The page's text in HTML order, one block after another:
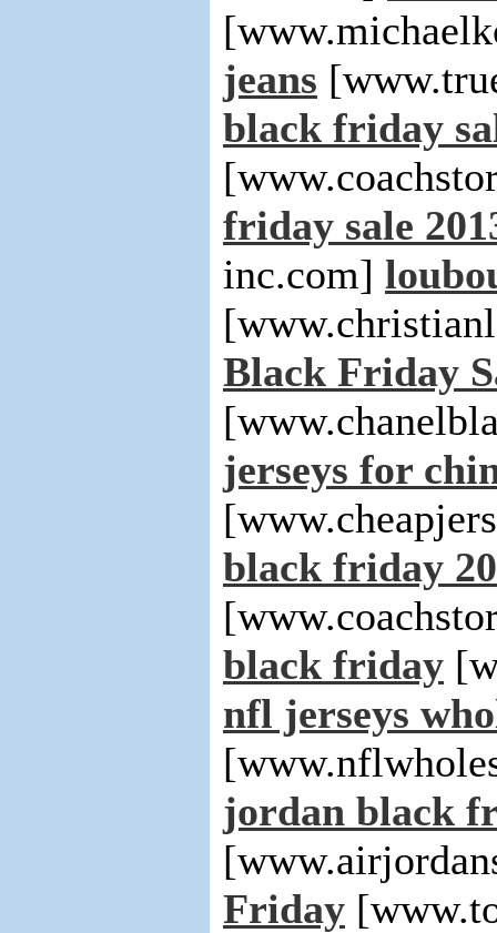
jeans
black friday
friday sale
inc.com]
Black Friday
jerseys for
black friday
black friday
nfl jerseys
jordan black
Friday